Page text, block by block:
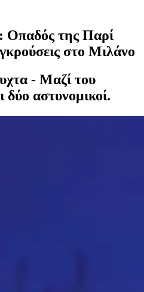
Οπαδός της Παρί
στο Μιλάνο
- Μαζί του
δύο αστυνομικοί.